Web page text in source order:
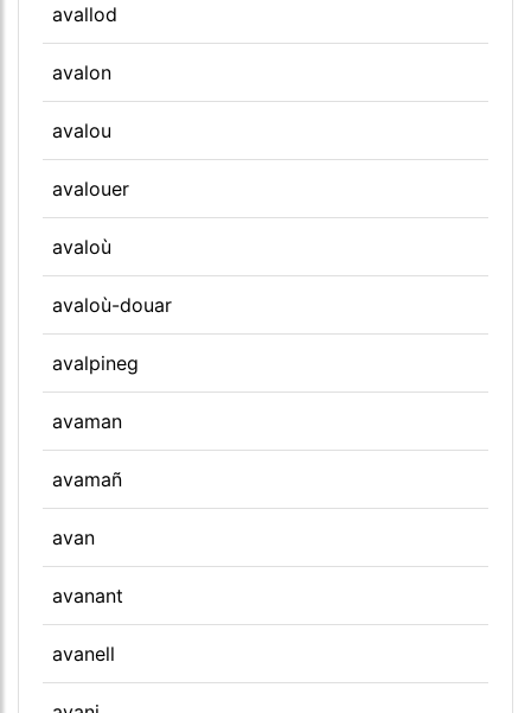
avallod
avalon
avalou
avalouer
avaloù
avaloù-douar
avalpineg
avaman
avamañ
avan
avanant
avanell